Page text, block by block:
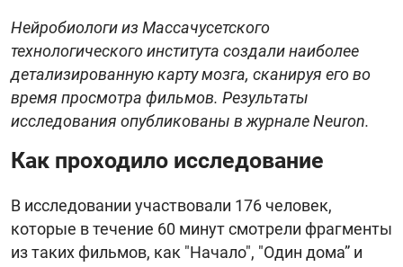
Нейробиологи из Массачусетского
технологического института создали наиболее
детализированную карту мозга, сканируя его во
время просмотра фильмов. Результаты
исследования опубликованы в журнале Neuron.
Как проходило исследование
В исследовании участвовали 176 человек,
которые в течение 60 минут смотрели фрагменты
из таких фильмов, как "Начало", "Один дома” и